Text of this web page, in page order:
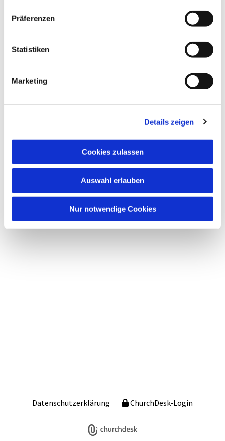
Präferenzen
Statistiken
Marketing
Details zeigen
Cookies zulassen
Auswahl erlauben
Nur notwendige Cookies
Dies könnte Sie auch interessieren
Datenschutzerklärung ChurchDesk-Login